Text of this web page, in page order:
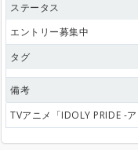
ステータス
エントリー募集中
タグ
備考
TVアニメ「IDOLY PRIDE -